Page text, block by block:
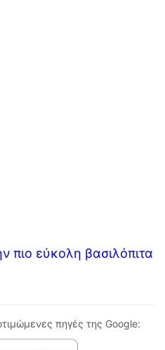
πιο εύκολη βασιλόπιτα
πηγές της Google: